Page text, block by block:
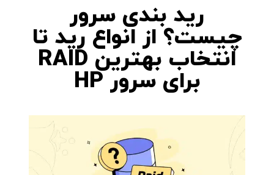
رید بندی سرور
چیست؟ از انواع رید تا
انتخاب بهترین RAID
برای سرور HP